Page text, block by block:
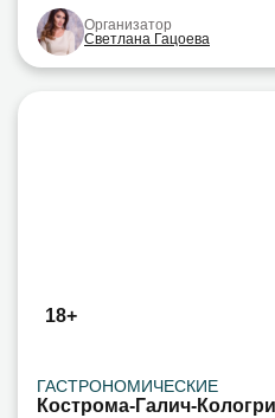
Организатор
Светлана Гацоева
18+
ГАСТРОНОМИЧЕСКИЕ
Кострома-Галич-